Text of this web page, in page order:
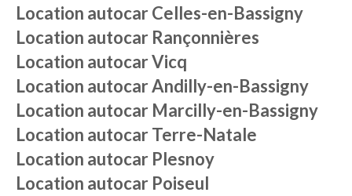
Location autocarCelles-en-Bassigny
Location autocar Rançonnières
Location autocarVicq
Location autocarAndilly-en-Bassigny
Location autocar Marcilly-en-Bassigny
Location autocarTerre-Natale
Location autocar Plesnoy
Location autocar Poiseul